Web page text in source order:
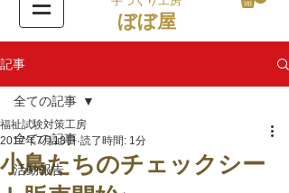
ぼぼ屋
記事
全ての記事
活動報告
全ての記事
小鳥たちのチェックシー
福祉試験対策工房
2017年7月18日 読了時間: 1分